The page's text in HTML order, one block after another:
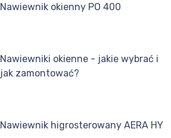
Nawiewnik okienny PO 400
Nawiewniki okienne - jakie wybrać i
jak zamontować?
Nawiewnik higrosterowany AERA HY